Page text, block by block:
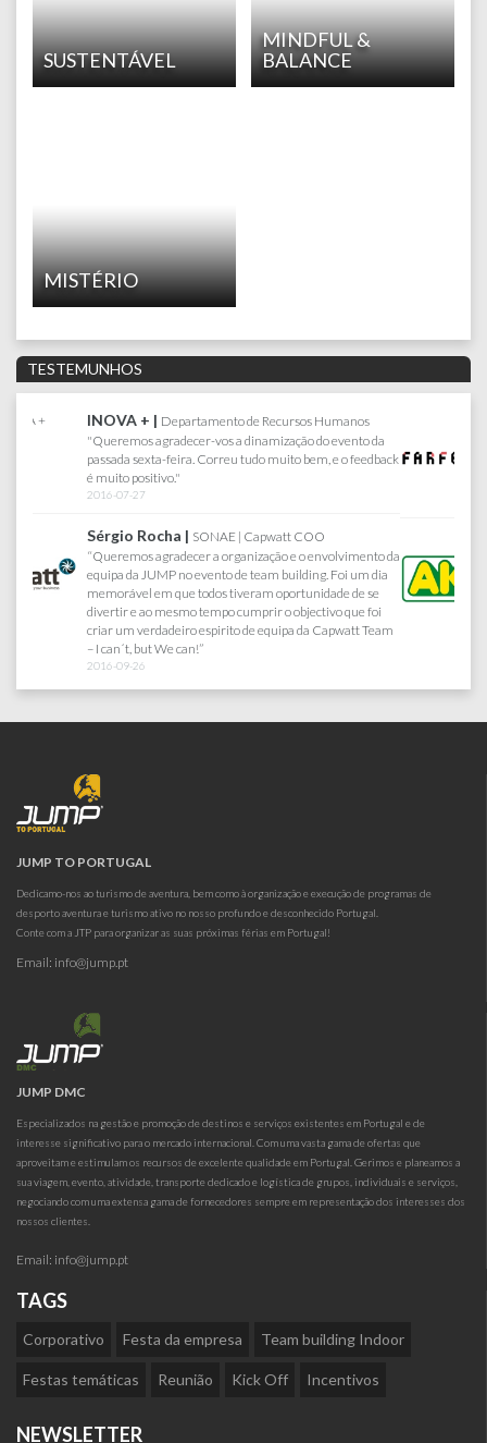
SUSTENTÁVEL
MINDFUL &
BALANCE
MISTÉRIO
TESTEMUNHOS
FARFETCH |Joana Lacerda | Senior Test Engineer
Queria agradecer pelo maravihoso dia que tivemos no
Sabado, correu tudo muito bem. Toda a gente gostou e se
divertiu imenso. Obrigada por tudo :)
2017-07-18
AKÍ |Departamento de Recursos Humanos
" Jump Travel, agência com que trabalho há cerca de 13
anos, em todos os eventos da minha Empresa...
Criatividade, credibilidade, responsabilidade, rigor e a
proximidade entre a equipa cliente e a equipa Jump, são
alguns dos motivos que me levam a continuar a trabalhar
com eles, sabendo de antemão que os meus eventos
continuarão a ser um sucesso garantido."
2016-04-12
Dedicamo-nos ao turismo de aventura, bem como à organização e execução de programas de
desporto aventura e turismo ativo no nosso profundo e desconhecido Portugal.
Conte com a JTP para organizar as suas próximas férias em Portugal!
Especializados na gestão e promoção de destinos e serviços existentes em Portugal e de
interesse significativo para o mercado internacional. Com uma vasta gama de ofertas que
aproveitam e estimulam os recursos de excelente qualidade em Portugal. Gerimos e planeamos a
sua viagem, evento, atividade, transporte dedicado e logística de grupos, individuais e serviços,
negociando com uma extensa gama de fornecedores sempre em representação dos interesses dos